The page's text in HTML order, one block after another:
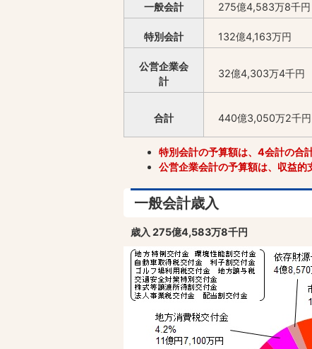
一般会計 275億4,583万8千円
特別会計 132億4,163万円
公営企業会
計
32億4,303万4千円
合計 440億3,050万2千円
特別会計の予算額は、4会計の合計
公営企業会計の予算額は、収益的
一般会計歳入
歳入 275億4,583万8千円